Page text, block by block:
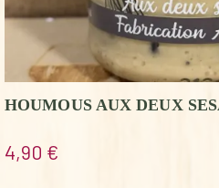
HOUMOUS AUX DEUX
4,90 €